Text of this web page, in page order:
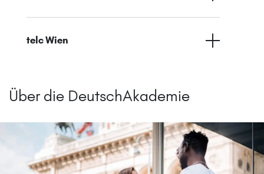
telc Wien
Über die DeutschAkademie